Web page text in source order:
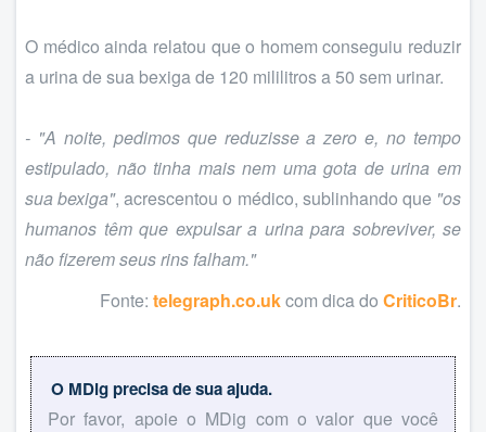
O médico ainda relatou que o homem conseguiu reduzir
a urina de sua bexiga de 120 mililitros a 50 sem urinar.
- "A noite, pedimos que reduzisse a zero e, no tempo
estipulado, não tinha mais nem uma gota de urina em
sua bexiga", acrescentou o médico, sublinhando que "os
humanos têm que expulsar a urina para sobreviver, se
não fizerem seus rins falham."
Fonte: telegraph.co.ukcom dica do CriticoBr.
O MDig precisa de sua ajuda.
Por favor, apoie o MDig com o valor que você